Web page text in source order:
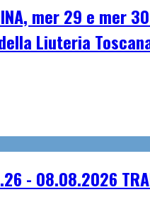
mer 29 e
Liuteria
- 08.08.2026